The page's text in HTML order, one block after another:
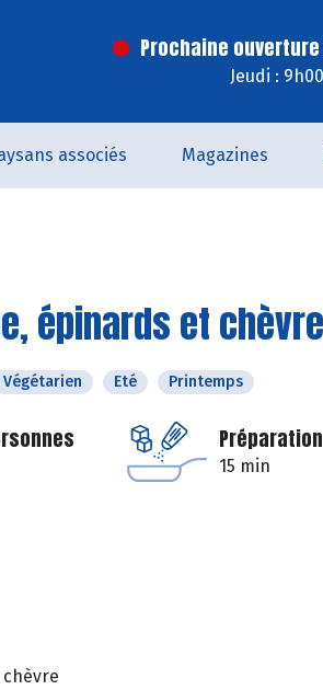
Prochaine
Jeudi :
associés Magazines
épinards et
Végétarien Eté Printemps
Préparation
15 min
chèvre